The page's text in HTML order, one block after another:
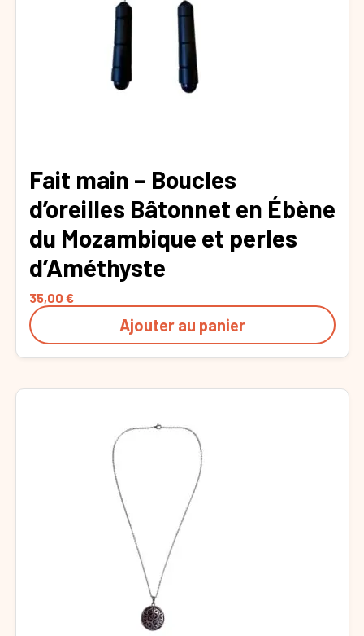
Fait main – Boucles
d’oreilles Bâtonnet en Ébène
du Mozambique et perles
d’Améthyste
35,00 €
Ajouter au panier